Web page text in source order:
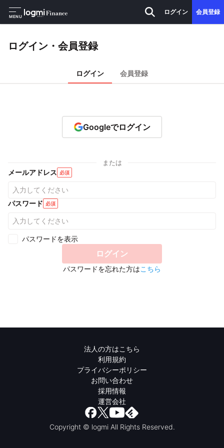
MENU
ログイン 会員登録
ログイン・会員登録
ログイン 会員登録
Googleでログイン
または
メールアドレス 必須
パスワード 必須
パスワードを表示
ログイン
パスワードを忘れた方はこちら
法人の方はこちら
利用規約
プライバシーポリシー
お問い合わせ
採用情報
運営会社
Copyright © logmi All Rights Reserved.